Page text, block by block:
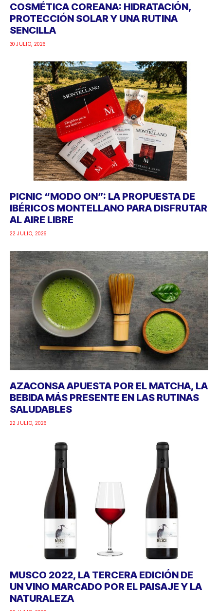
COSMÉTICA COREANA: HIDRATACIÓN,
PROTECCIÓN SOLAR Y UNA RUTINA
SENCILLA
30 JULIO, 2026
PICNIC “MODO ON”: LA PROPUESTA DE
IBÉRICOS MONTELLANO PARA DISFRUTAR
AL AIRE LIBRE
22 JULIO, 2026
AZACONSA APUESTA POR EL MATCHA, LA
BEBIDA MÁS PRESENTE EN LAS RUTINAS
SALUDABLES
22 JULIO, 2026
MUSCO 2022, LA TERCERA EDICIÓN DE
UN VINO MARCADO POR EL PAISAJE Y LA
NATURALEZA